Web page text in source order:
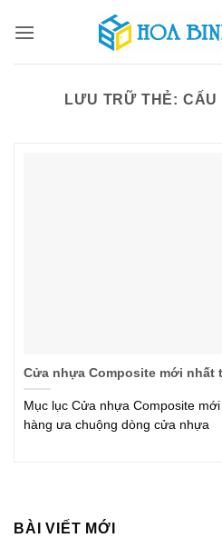
qua
LƯU TRỮ THẺ: CẤU
Cửa nhựa Composite mới nhất
Mục lục Cửa nhựa Composite
hàng ưa chuộng dòng cửa nhựa
BÀI VIẾT MỚI